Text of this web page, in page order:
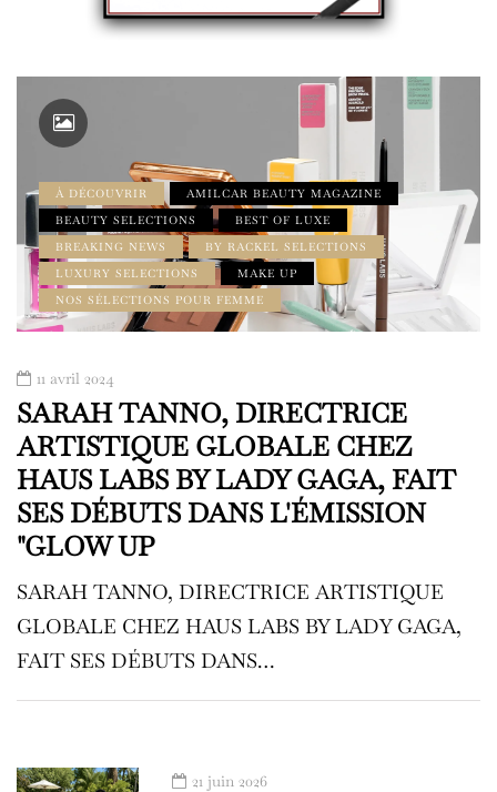
À DÉCOUVRIR
AMILCAR BEAUTY MAGAZINE
BEAUTY SELECTIONS
BEST OF LUXE
BREAKING NEWS
BY RACKEL SELECTIONS
LUXURY SELECTIONS
MAKE UP
NOS SÉLECTIONS POUR FEMME
11 avril 2024
SARAH TANNO, DIRECTRICE
ARTISTIQUE GLOBALE CHEZ
HAUS LABS BY LADY GAGA, FAIT
SES DÉBUTS DANS L'ÉMISSION
"GLOW UP
SARAH TANNO, DIRECTRICE ARTISTIQUE
GLOBALE CHEZ HAUS LABS BY LADY GAGA,
FAIT SES DÉBUTS DANS…
21 juin 2026